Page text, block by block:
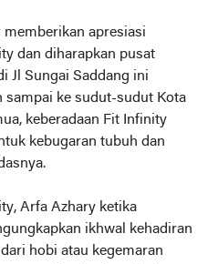
apresiasi
dan diharapkan pusat
Jl Sungai Saddang ini
sampai ke sudut-sudut Kota
keberadaan Fit Infinity
kebugaran tubuh dan
Arfa Azhary ketika
ikhwal kehadiran
hobi atau kegemaran